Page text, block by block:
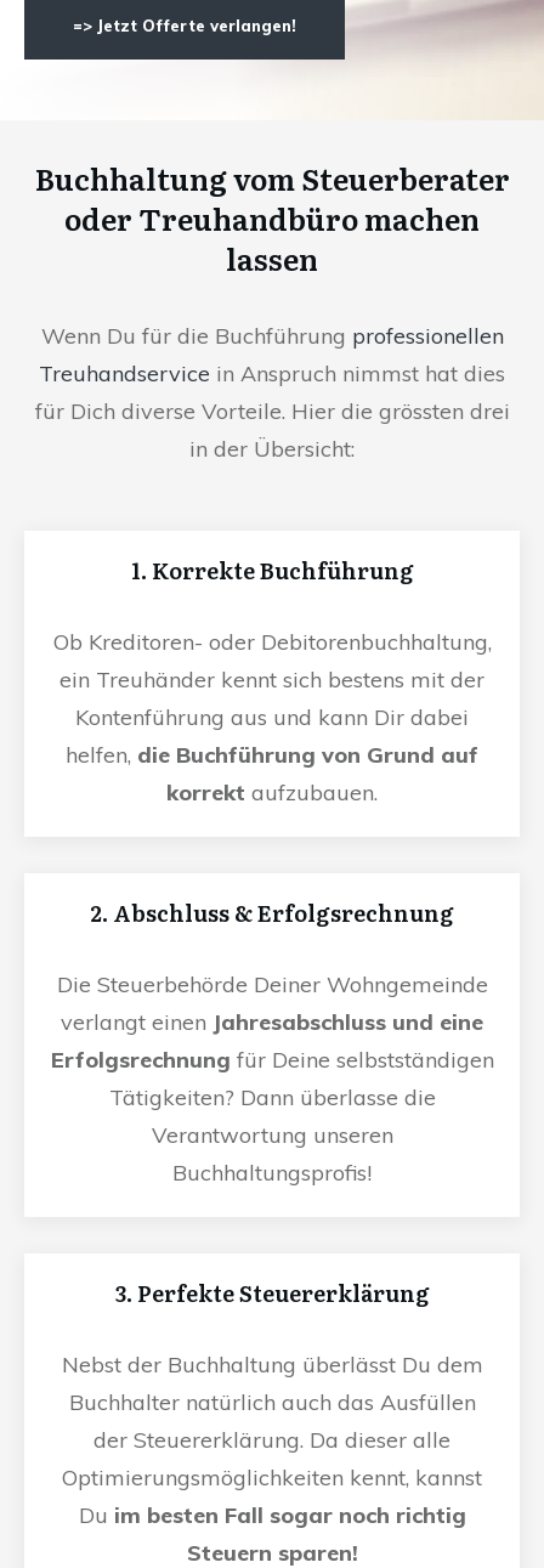
=> Jetzt Offerte verlangen!
Buchhaltung vom Steuerberater
oder Treuhandbüro machen
lassen
Wenn Du für die Buchführung professionellen
Treuhandservice in Anspruch nimmst hat dies
für Dich diverse Vorteile. Hier die grössten drei
in der Übersicht:
1. Korrekte Buchführung
Ob Kreditoren- oder Debitorenbuchhaltung,
ein Treuhänder kennt sich bestens mit der
Kontenführung aus und kann Dir dabei
helfen, die Buchführung von Grund auf
korrekt aufzubauen.
2. Abschluss & Erfolgsrechnung
Die Steuerbehörde Deiner Wohngemeinde
verlangt einen Jahresabschluss und eine
Erfolgsrechnung für Deine selbstständigen
Tätigkeiten? Dann überlasse die
Verantwortung unseren
Buchhaltungsprofis!
3. Perfekte Steuererklärung
Nebst der Buchhaltung überlässt Du dem
Buchhalter natürlich auch das Ausfüllen
der Steuererklärung. Da dieser alle
Optimierungsmöglichkeiten kennt, kannst
Du im besten Fall sogar noch richtig
Steuern sparen!